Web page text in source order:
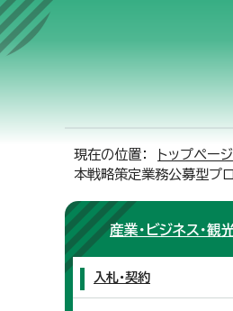
現在の位置： トップページ
本戦略策定業務公募型プ
産業・ビジネス・観
入札・契約